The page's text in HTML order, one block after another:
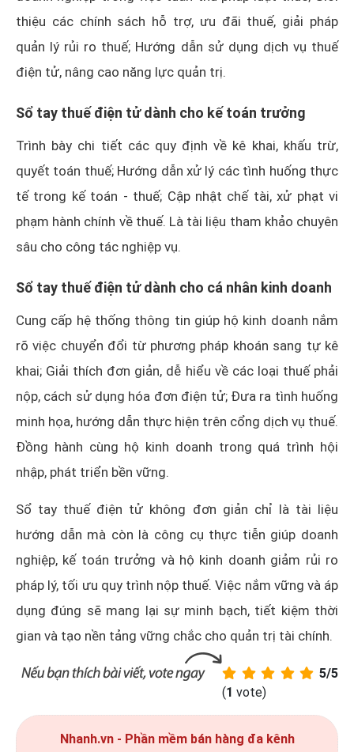
thiệu các chính sách hỗ trợ, ưu đãi thuế, giải pháp
quản lý rủi ro thuế; Hướng dẫn sử dụng dịch vụ thuế
điện tử, nâng cao năng lực quản trị.
Sổ tay thuế điện tử dành cho kế toán trưởng
Trình bày chi tiết các quy định về kê khai, khấu trừ,
quyết toán thuế; Hướng dẫn xử lý các tình huống thực
tế trong kế toán - thuế; Cập nhật chế tài, xử phạt vi
phạm hành chính về thuế. Là tài liệu tham khảo chuyên
sâu cho công tác nghiệp vụ.
Sổ tay thuế điện tử dành cho cá nhân kinh doanh
Cung cấp hệ thống thông tin giúp hộ kinh doanh nắm
rõ việc chuyển đổi từ phương pháp khoán sang tự kê
khai; Giải thích đơn giản, dễ hiểu về các loại thuế phải
nộp, cách sử dụng hóa đơn điện tử; Đưa ra tình huống
minh họa, hướng dẫn thực hiện trên cổng dịch vụ thuế.
Đồng hành cùng hộ kinh doanh trong quá trình hội
nhập, phát triển bền vững.
Sổ tay thuế điện tử không đơn giản chỉ là tài liệu
hướng dẫn mà còn là công cụ thực tiễn giúp doanh
nghiệp, kế toán trưởng và hộ kinh doanh giảm rủi ro
pháp lý, tối ưu quy trình nộp thuế. Việc nắm vững và áp
dụng đúng sẽ mang lại sự minh bạch, tiết kiệm thời
gian và tạo nền tảng vững chắc cho quản trị tài chính.
5/5
(1 vote)
Nhanh.vn - Phần mềm bán hàng đa kênh